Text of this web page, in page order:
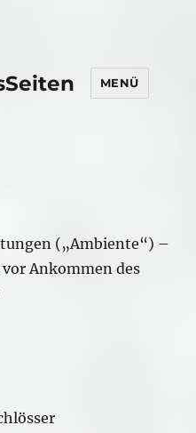
MENÜ
(„Ambiente“) –
Ankommen des